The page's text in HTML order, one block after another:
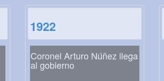
1922
Coronel Arturo Núñez llega
al gobierno